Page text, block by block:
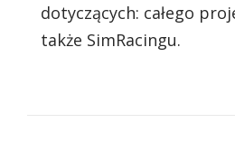
dotyczących: całego
także SimRacingu.